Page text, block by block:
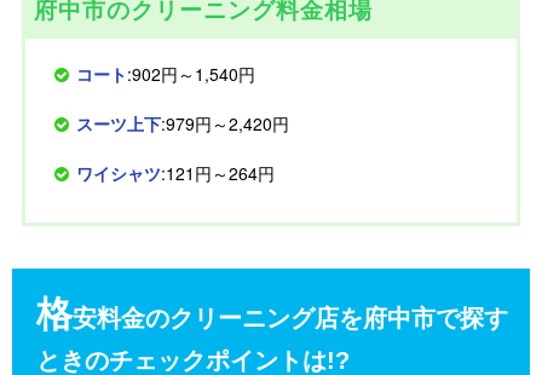
府中市のクリーニング料金相場
コート:902円～1,540円
スーツ上下:979円～2,420円
ワイシャツ:121円～264円
格安料金のクリーニング店を府中市で探す
ときのチェックポイントは!?